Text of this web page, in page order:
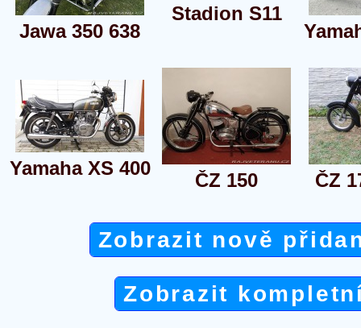
Jawa 350 638
Stadion S11
Yamaha XS 400
ČZ 150 ČZ
Zobrazit nově
Zobrazit